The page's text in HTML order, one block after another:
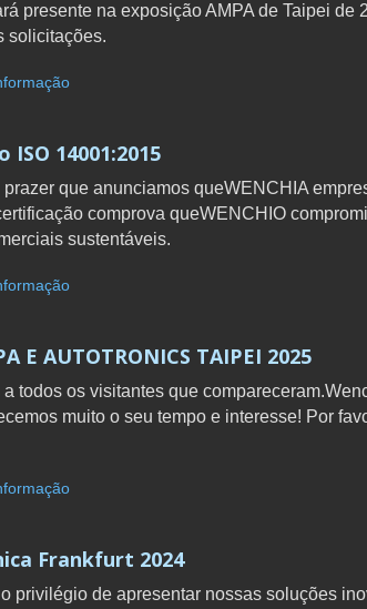
presente na exposição AMPA de Taipei
solicitações.
ISO 14001:2015
prazer que anunciamos queWENCHIA
comprova queWENCHIO
sustentáveis.
E AUTOTRONICS TAIPEI 2025
todos os visitantes que
muito o seu tempo e interesse! Por
Frankfurt 2024
privilégio de apresentar nossas soluções